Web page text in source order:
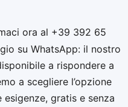
ora al +39 392 65
su WhatsApp: il nostro
a rispondere a
a scegliere l’opzione
gratis e senza